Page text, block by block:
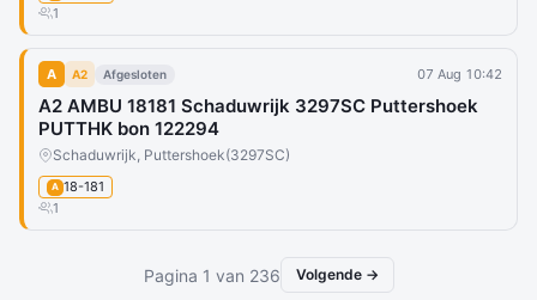
1
A A2 Afgesloten 07 Aug 10:42
A2 AMBU 18181 Schaduwrijk 3297SC Puttershoek
PUTTHK bon 122294
Schaduwrijk, Puttershoek(3297SC)
A 18-181
1
Pagina 1 van 236 Volgende →